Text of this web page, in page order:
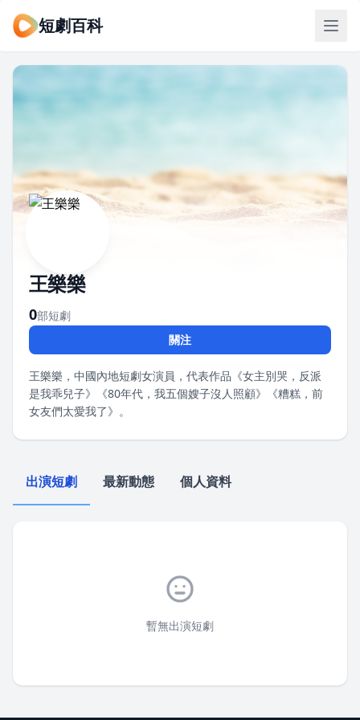
短劇百科
王樂樂
0部短劇
關注
王樂樂，中國內地短劇女演員，代表作品《女主別哭，反派
是我乖兒子》《80年代，我五個嫂子沒人照顧》《糟糕，前
女友們太愛我了》。
出演短劇 最新動態 個人資料
暫無出演短劇